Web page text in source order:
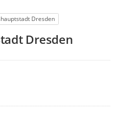
Dresden
Dresden